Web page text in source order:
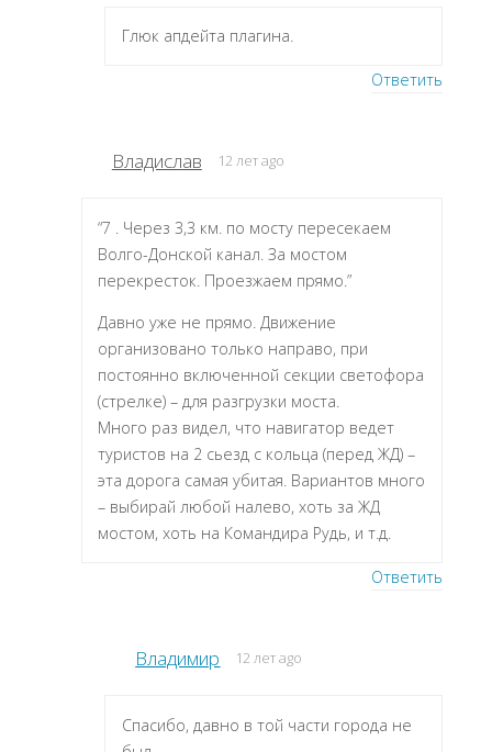
Глюк апдейта плагина.
Ответить
Владислав 12 лет ago
“7 . Через 3,3 км. по мосту пересекаем
Волго-Донской канал. За мостом
перекресток. Проезжаем прямо.”
Давно уже не прямо. Движение
организовано только направо, при
постоянно включенной секции светофора
(стрелке) – для разгрузки моста.
Много раз видел, что навигатор ведет
туристов на 2 сьезд с кольца (перед ЖД) –
эта дорога самая убитая. Вариантов много
– выбирай любой налево, хоть за ЖД
мостом, хоть на Командира Рудь, и т.д.
Ответить
Владимир 12 лет ago
Спасибо, давно в той части города не